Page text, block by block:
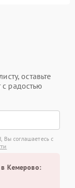
оставьте
радостью
Вы соглашаетесь с
в Кемерово: